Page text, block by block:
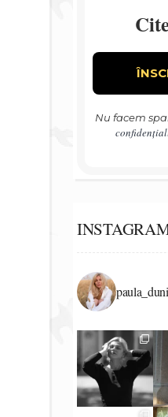
Nu facem